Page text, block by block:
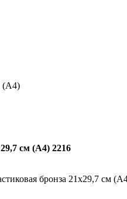
(А4)
см (А4) 2216
бронза 21x29,7 см